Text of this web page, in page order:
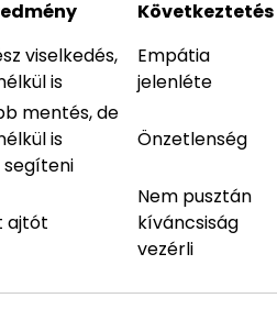
Következtetés
viselkedés,
is
Empátia
jelenléte
mentés, de
is
segíteni
Önzetlenség
ajtót
Nem pusztán
kíváncsiság
vezérli